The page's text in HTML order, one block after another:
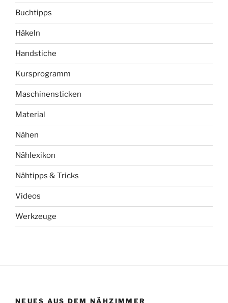
Buchtipps
Häkeln
Handstiche
Kursprogramm
Maschinensticken
Material
Nähen
Nählexikon
Nähtipps & Tricks
Videos
Werkzeuge
NEUES AUS DEM NÄHZIMMER